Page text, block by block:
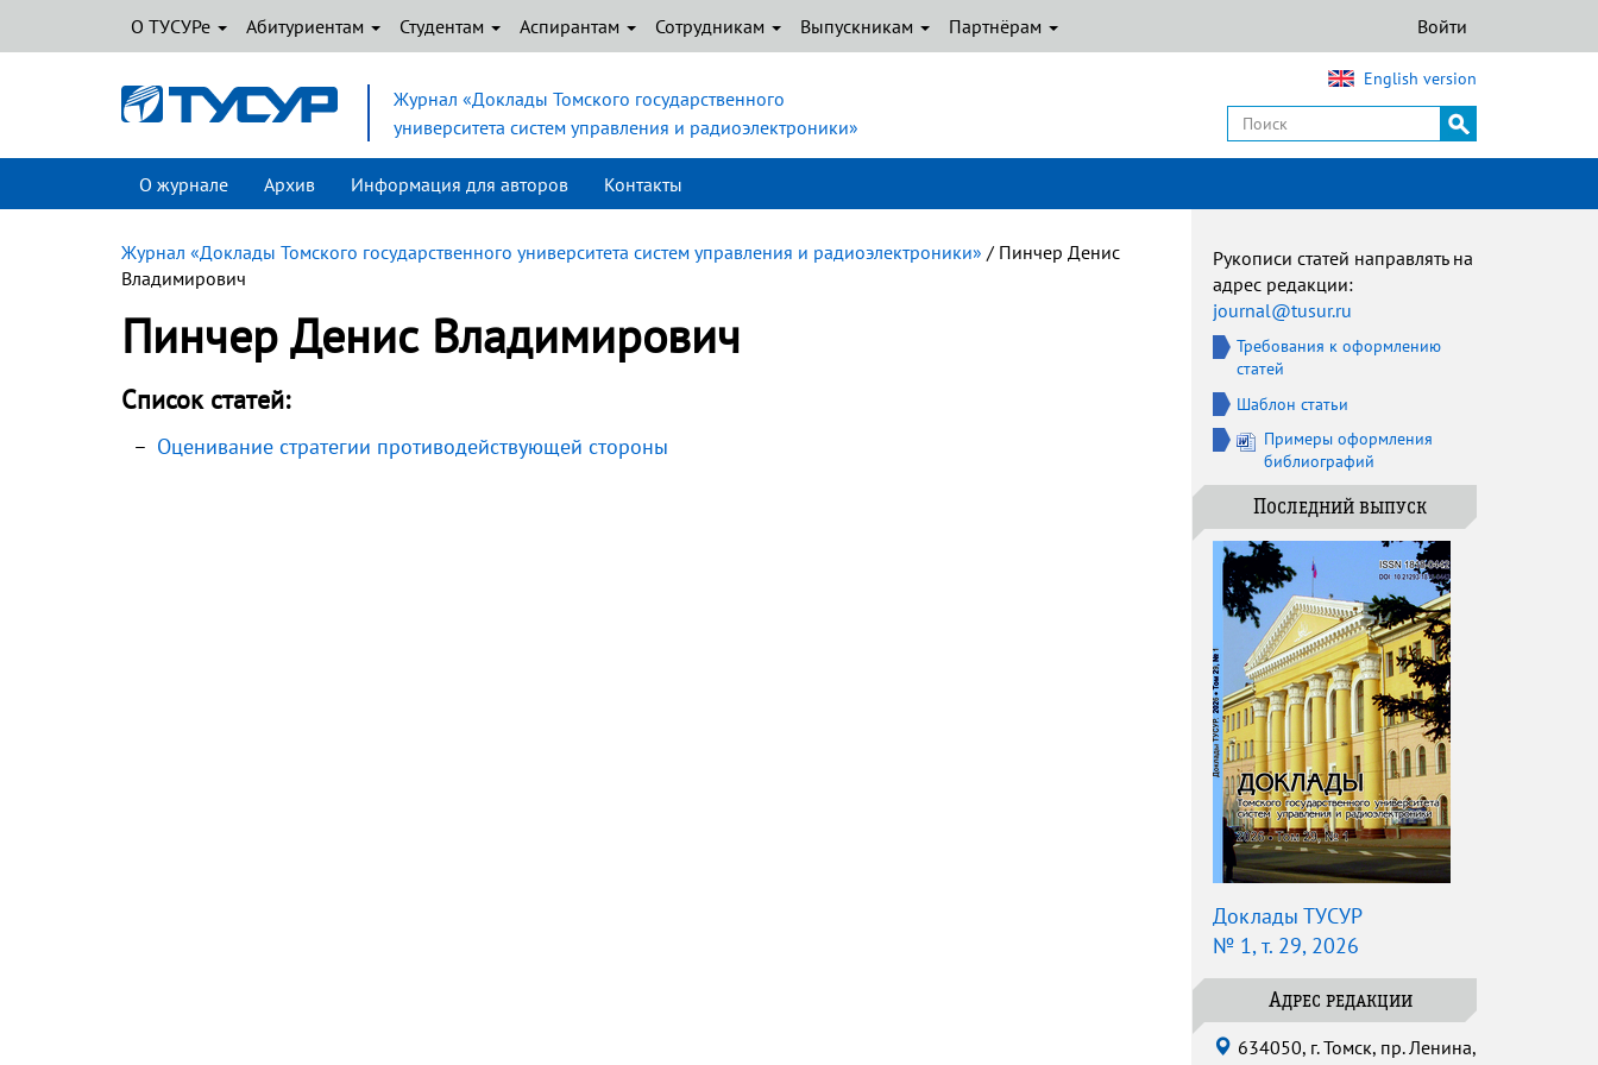
О ТУСУРе Абитуриентам Студентам Аспирантам Сотрудникам Выпускникам Партнёрам Войти
Журнал «Доклады Томского государственного
университета систем управления и радиоэлектроники»
English version
О журнале Архив Информация для авторов Контакты
Журнал «Доклады Томского государственного университета систем управления и радиоэлектроники» / Пинчер Денис
Владимирович
Пинчер Денис Владимирович
Список статей:
Оценивание стратегии противодействующей стороны
Рукописи статей направлять на
адрес редакции:
journal@tusur.ru
Требования к оформлению
статей
Шаблон статьи
Примеры оформления
библиографий
Последний выпуск
Доклады ТУСУР
№ 1, т. 29, 2026
Адрес редакции
634050, г. Томск, пр. Ленина,